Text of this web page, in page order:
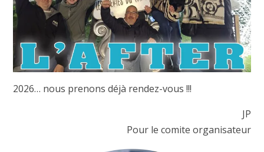
2026… nous prenons déjà rendez-vous !!!
JP
Pour le comite organisateur